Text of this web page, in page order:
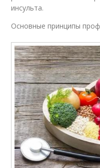
инсульта.
Основные принципы